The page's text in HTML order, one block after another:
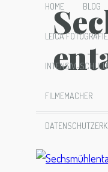
HOME BLOG
LEICA
INTENSIV-
FILMEMACHER